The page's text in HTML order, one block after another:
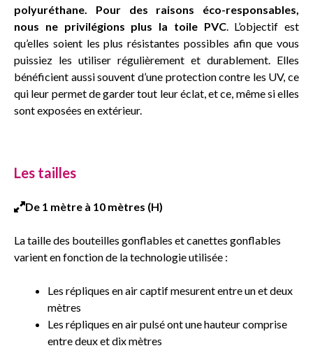
polyuréthane. Pour des raisons éco-responsables,
nous ne privilégions plus la toile PVC. L’objectif est
qu’elles soient les plus résistantes possibles afin que vous
puissiez les utiliser régulièrement et durablement. Elles
bénéficient aussi souvent d’une protection contre les UV, ce
qui leur permet de garder tout leur éclat, et ce, même si elles
sont exposées en extérieur.
Les tailles
De 1 mètre à 10 mètres (H)
La taille des bouteilles gonflables et canettes gonflables
varient en fonction de la technologie utilisée :
Les répliques en air captif mesurent entre un et deux
mètres
Les répliques en air pulsé ont une hauteur comprise
entre deux et dix mètres